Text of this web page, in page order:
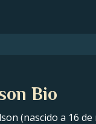
Bio
(nascido a 16